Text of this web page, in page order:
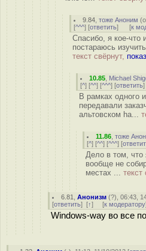
9.84 ,тоже Аноним (
[^^^] [ответить] [к
Спасибо, я кое-что
постараюсь
текст свёрнут,
10.85 Michael
[^] [^^] [^^^] [ответить]
В рамках одного
передавали
альтовском ha...
11.86 ,тоже
[^] [^^] [^^^] [
Дело в том, что
вообще не
местах ... текст
6.81 ,Анонизм (?), 06:43,
[ответить] [↑] [к модератору
Windows-way во все